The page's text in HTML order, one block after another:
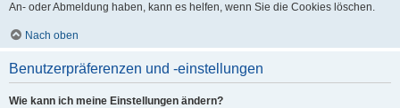
An- oder Abmeldung haben, kann es helfen, wenn Sie die Cookies löschen.
Nach oben
Benutzerpräferenzen und -einstellungen
Wie kann ich meine Einstellungen ändern?